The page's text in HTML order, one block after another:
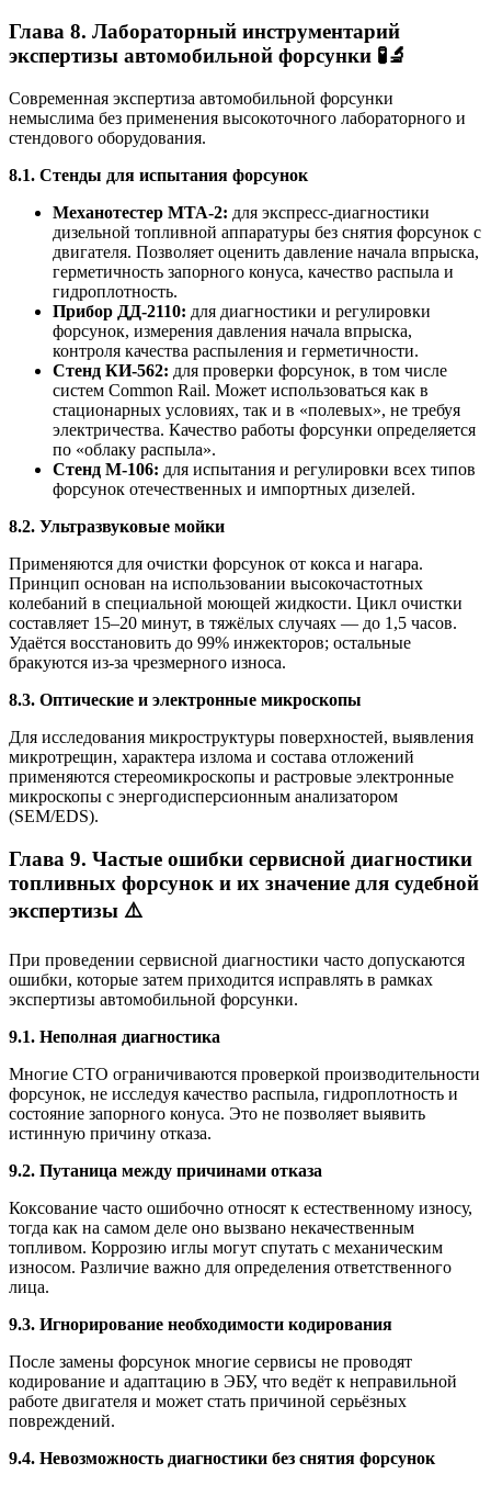
Глава 8. Лабораторный инструментарий
экспертизы автомобильной форсунки 🧪🔬
Современная экспертиза автомобильной форсунки
немыслима без применения высокоточного лабораторного и
стендового оборудования.
8.1. Стенды для испытания форсунок
Механотестер МТА-2: для экспресс-диагностики
дизельной топливной аппаратуры без снятия форсунок с
двигателя. Позволяет оценить давление начала впрыска,
герметичность запорного конуса, качество распыла и
гидроплотность.
Прибор ДД-2110: для диагностики и регулировки
форсунок, измерения давления начала впрыска,
контроля качества распыления и герметичности.
Стенд КИ-562: для проверки форсунок, в том числе
систем Common Rail. Может использоваться как в
стационарных условиях, так и в «полевых», не требуя
электричества. Качество работы форсунки определяется
по «облаку распыла».
Стенд М-106: для испытания и регулировки всех типов
форсунок отечественных и импортных дизелей.
8.2. Ультразвуковые мойки
Применяются для очистки форсунок от кокса и нагара.
Принцип основан на использовании высокочастотных
колебаний в специальной моющей жидкости. Цикл очистки
составляет 15–20 минут, в тяжёлых случаях — до 1,5 часов.
Удаётся восстановить до 99% инжекторов; остальные
бракуются из-за чрезмерного износа.
8.3. Оптические и электронные микроскопы
Для исследования микроструктуры поверхностей, выявления
микротрещин, характера излома и состава отложений
применяются стереомикроскопы и растровые электронные
микроскопы с энергодисперсионным анализатором
(SEM/EDS).
Глава 9. Частые ошибки сервисной диагностики
топливных форсунок и их значение для судебной
экспертизы ⚠️
При проведении сервисной диагностики часто допускаются
ошибки, которые затем приходится исправлять в рамках
экспертизы автомобильной форсунки.
9.1. Неполная диагностика
Многие СТО ограничиваются проверкой производительности
форсунок, не исследуя качество распыла, гидроплотность и
состояние запорного конуса. Это не позволяет выявить
истинную причину отказа.
9.2. Путаница между причинами отказа
Коксование часто ошибочно относят к естественному износу,
тогда как на самом деле оно вызвано некачественным
топливом. Коррозию иглы могут спутать с механическим
износом. Различие важно для определения ответственного
лица.
9.3. Игнорирование необходимости кодирования
После замены форсунок многие сервисы не проводят
кодирование и адаптацию в ЭБУ, что ведёт к неправильной
работе двигателя и может стать причиной серьёзных
повреждений.
9.4. Невозможность диагностики без снятия форсунок